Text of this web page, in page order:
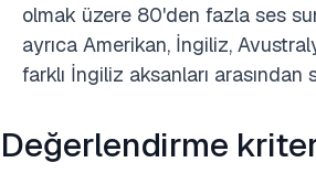
olmak üzere 80'den fazla ses
ayrıca Amerikan, İngiliz,
farklı İngiliz aksanları arasından
Değerlendirme